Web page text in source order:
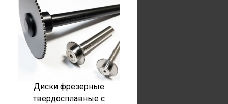
Диски фрезерные
твердосплавные с